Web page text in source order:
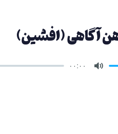
آگاهی (افشین)
۰۰:۰۰